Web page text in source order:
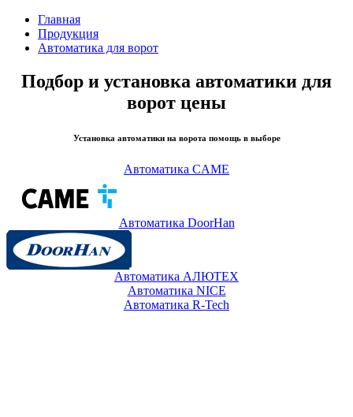
Главная
Продукция
Автоматика для ворот
Подбор и установка автоматики для
ворот цены
Установка автоматики на ворота помощь в выборе
Автоматика CAME
Автоматика DoorHan
Автоматика АЛЮТЕХ
Автоматика NICE
Автоматика R-Tech